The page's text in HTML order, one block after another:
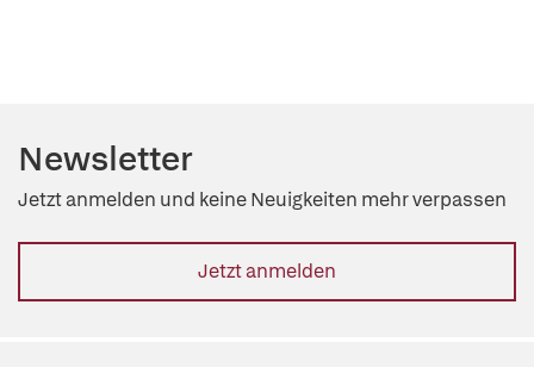
Newsletter
Jetzt anmelden und keine Neuigkeiten mehr verpassen
Jetzt anmelden